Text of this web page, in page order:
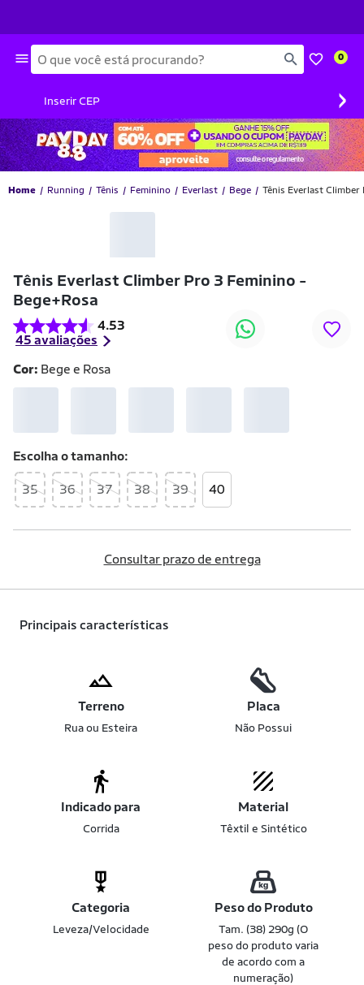
Busca 0
Inserir CEP ›
Home Running Tênis Feminino Everlast Bege Tênis Everlast
Tênis Everlast Climber Pro 3 Feminino -
Bege+Rosa
4.53
45 avaliações
Cor: Bege e Rosa
Escolha otamanho
35 36 37 38 39 40
Consultar prazo de entrega
Principais características
Terreno
Rua ou Esteira
Placa
Não Possui
Indicado para
Corrida
Material
Têxtil e Sintético
Categoria
Leveza/Velocidade
Peso do Produto
Tam. (38) 290g (O
peso do produto varia
de acordo com a
numeração)